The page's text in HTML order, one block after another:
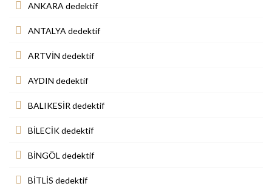
ANKARA dedektif
ANTALYA dedektif
ARTVİN dedektif
AYDIN dedektif
BALIKESİR dedektif
BİLECİK dedektif
BİNGÖL dedektif
BİTLİS dedektif